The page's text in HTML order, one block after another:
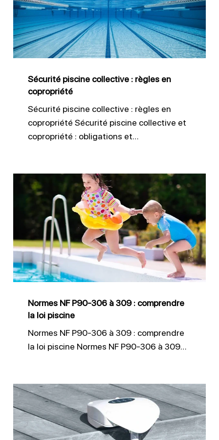
:
règles
en
copropriété
Sécurité piscine collective : règles en
copropriété
Sécurité piscine collective : règles en
copropriété Sécurité piscine collective et
copropriété : obligations et…
Normes
à
309
:
piscine
Normes NF P90-306 à 309 : comprendre
la loi piscine
Normes NF P90-306 à 309 : comprendre
la loi piscine Normes NF P90-306 à 309…
Alarme
immergée
piscine